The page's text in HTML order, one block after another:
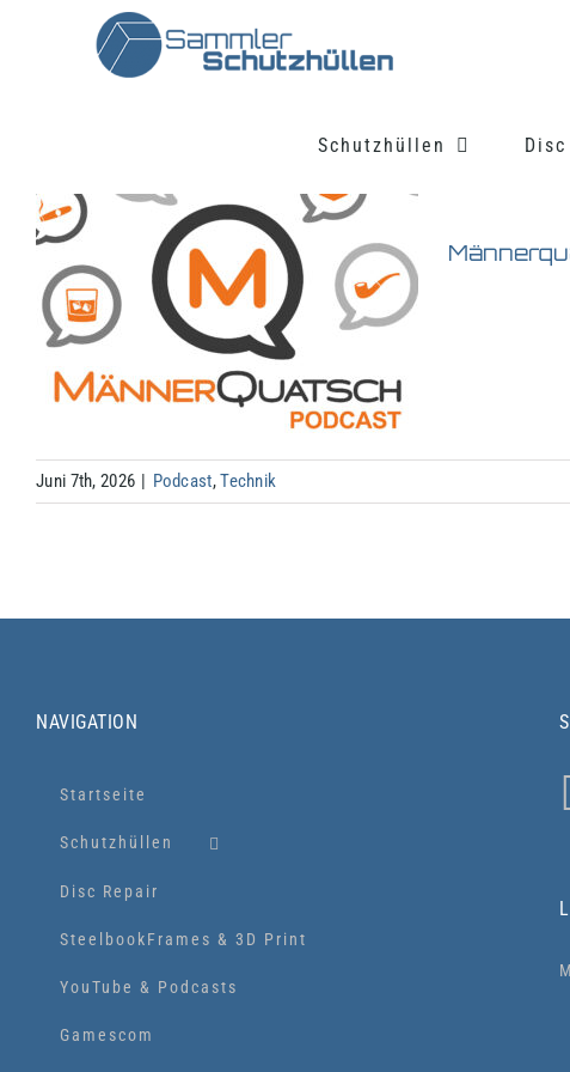
Schutzhüllen
Juni 7th, 2026 | Podcast,Technik
NAVIGATION
Startseite
Schutzhüllen
Disc Repair
SteelbookFrames & 3D Print
YouTube & Podcasts
Gamescom